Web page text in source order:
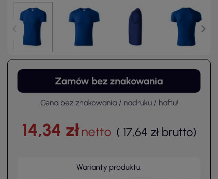
Zamów bez znakowania
Cena bez znakowania / nadruku / haftu!
14,34 złnetto ( 17,64 zł brutto)
Warianty produktu: